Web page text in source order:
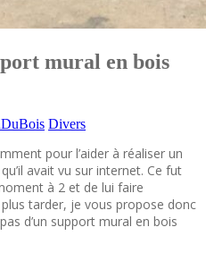
mural en bois
Divers
pour l’aider à réaliser un
avait vu sur internet. Ce fut
à 2 et de lui faire
tarder, je vous propose donc
d’un support mural en bois